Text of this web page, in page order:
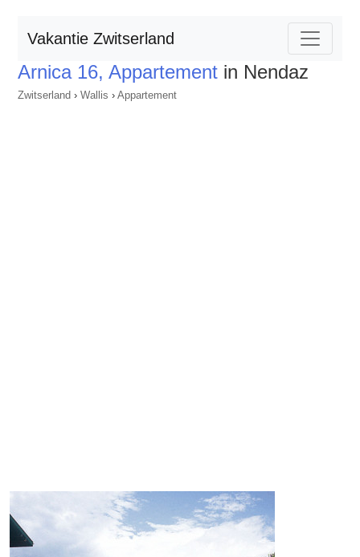
Vakantie Zwitserland
Arnica 16, Appartement in Nendaz
Zwitserland › Wallis › Appartement